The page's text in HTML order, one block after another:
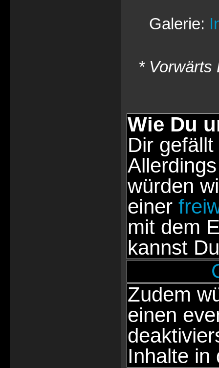
Galerie:
* Vorwärts
Wie Du
Dir
würden
einer
mit dem
kannst
Zudem
einen
Inhalte in